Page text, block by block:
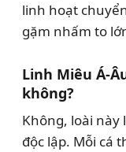
linh hoạt
gặm nhấm to
Linh Miêu Á-
không?
Không, loài này
độc lập. Mỗi cá